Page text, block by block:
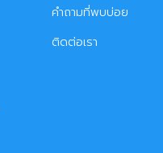
คำถามที่พบบ่อย
ติดต่อเรา